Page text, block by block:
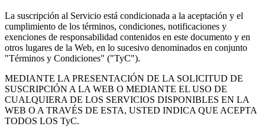
La suscripción al Servicio está condicionada a la aceptación y el
cumplimiento de los términos, condiciones, notificaciones y
exenciones de responsabilidad contenidos en este documento y en
otros lugares de la Web, en lo sucesivo denominados en conjunto
"Términos y Condiciones" ("TyC").
MEDIANTE LA PRESENTACIÓN DE LA SOLICITUD DE
SUSCRIPCIÓN A LA WEB O MEDIANTE EL USO DE
CUALQUIERA DE LOS SERVICIOS DISPONIBLES EN LA
WEB O A TRAVÉS DE ESTA, USTED INDICA QUE ACEPTA
TODOS LOS TyC.